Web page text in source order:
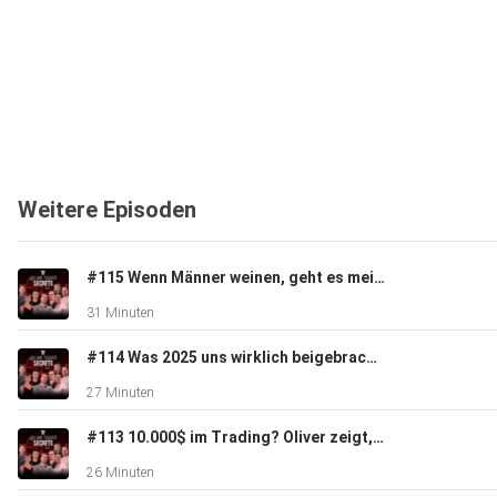
Weitere Episoden
#115 Wenn Männer weinen, geht es meist um Technik! (+Special Gast)
31 Minuten
#114 Was 2025 uns wirklich beigebracht hat – und wie du 2026 sauber neu startest
27 Minuten
#113 10.000$ im Trading? Oliver zeigt, wie’s geht!
26 Minuten